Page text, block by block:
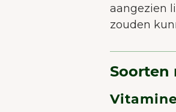
aangezien
zouden